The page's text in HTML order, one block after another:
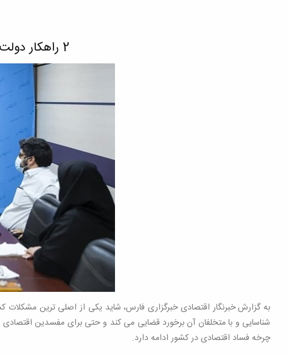
2 راهکار دولت سیزدهم برای مبارزه با فساد/ چرخ اقتصاد فساد نباید بچرخد
به گزارش خبرنگار اقتصادی خبرگزاری فارس، شاید یکی از اصلی ترین مشکلات
شناسایی و با متخلفان آن برخورد قضایی می کند و حتی برای مفسدین اقتصادی
چرخه فساد اقتصادی در کشور ادامه دارد.